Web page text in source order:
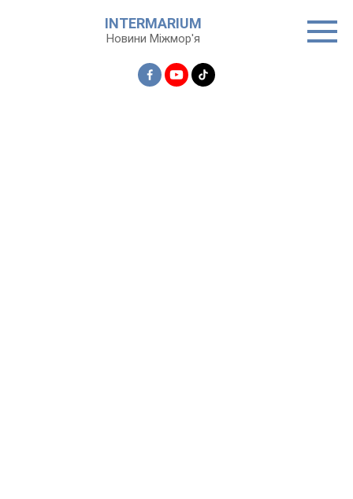
INTERMARIUM
Новини Міжмор'я